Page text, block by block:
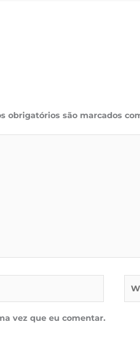
obrigatórios são marcados
vez que eu comentar.